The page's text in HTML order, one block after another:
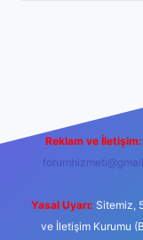
Reklam ve İletişim:
Yasal Uyarı: Sitemiz,
ve İletişim Kurumu